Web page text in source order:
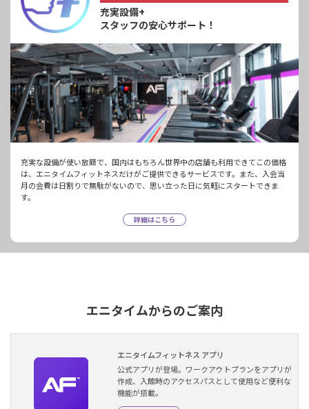
充実設備+
スタッフの安心サポート！
充実な設備が使い放題で、国内はもちろん世界中の店舗も利用できてこの価格
は、エニタイムフィットネスだけがご提供できるサービスです。また、入会当
月の会費は日割りで無駄がないので、思い立った日に気軽にスタートできま
す。
詳細はこちら
エニタイムからのご案内
エニタイムフィットネス アプリ
公式アプリが登場。ワークアウトプランをアプリが
作成、入館時のアクセスパスとして使用など便利な
機能が搭載。